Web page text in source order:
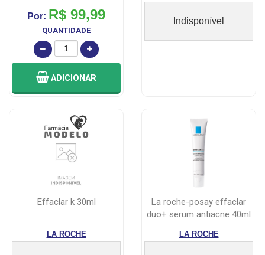
Por: R$ 99,99
QUANTIDADE
ADICIONAR
Indisponível
effaclar k 30ml
LA ROCHE
la roche-posay effaclar
duo+ serum antiacne 40ml
LA ROCHE